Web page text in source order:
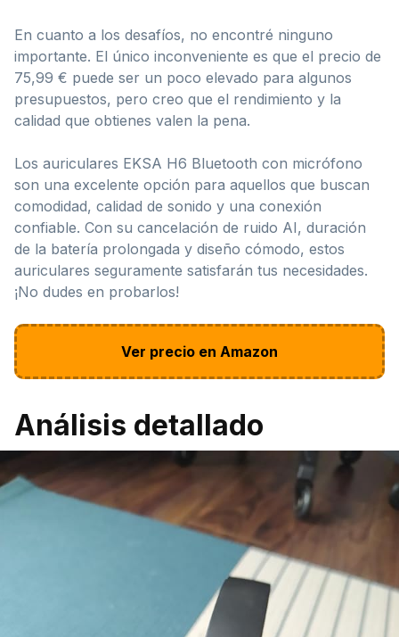
En cuanto a los desafíos, no encontré ninguno
importante. El único inconveniente es que el precio de
75,99 € puede ser un poco elevado para algunos
presupuestos, pero creo que el rendimiento y la
calidad que obtienes valen la pena.
Los auriculares EKSA H6 Bluetooth con micrófono
son una excelente opción para aquellos que buscan
comodidad, calidad de sonido y una conexión
confiable. Con su cancelación de ruido AI, duración
de la batería prolongada y diseño cómodo, estos
auriculares seguramente satisfarán tus necesidades.
¡No dudes en probarlos!
Ver precio en Amazon
Análisis detallado